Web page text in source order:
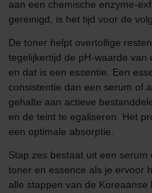
aan een chemische enzyme-
gereinigd, is het tijd voor de
De toner helpt overtollige
tegelijkertijd de pH-waarde van
en dat is een essentie. Een
consistentie dan een serum of
gehalte aan actieve
en de teint te egaliseren. Het
een optimale absorptie.
Stap zes bestaat uit een
toner en essence als je ervoor
alle stappen van de